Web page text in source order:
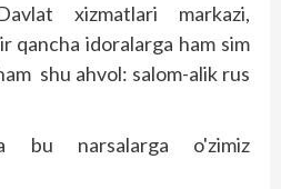
xizmatlari markazi,
qancha idoralarga ham sim
shu ahvol: salom-alik rus
bu narsalarga o'zimiz